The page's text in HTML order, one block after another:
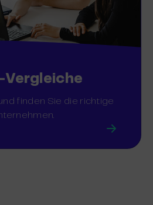
Vergleiche
finden Sie die richtige